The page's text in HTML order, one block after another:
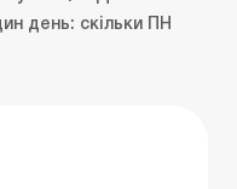
день: скільки ПН